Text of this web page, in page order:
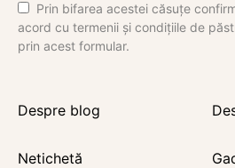
Prin bifarea acestei căsuțe
acord cu termenii și condițiile de
prin acest formular.
Despre blog
Netichetă